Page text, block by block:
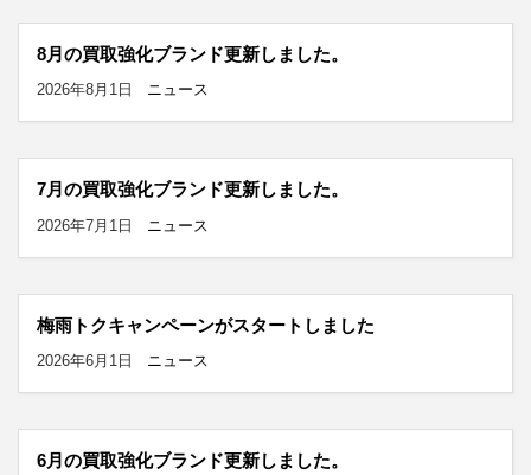
8月の買取強化ブランド更新しました。
2026年8月1日 ニュース
7月の買取強化ブランド更新しました。
2026年7月1日 ニュース
梅雨トクキャンペーンがスタートしました
2026年6月1日 ニュース
6月の買取強化ブランド更新しました。